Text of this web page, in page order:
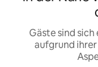
Gäste sind
aufgrund